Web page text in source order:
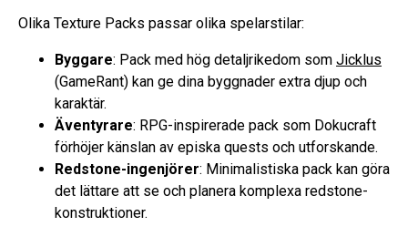
Olika Texture Packs passar olika spelarstilar:
Byggare: Pack med hög detaljrikedom som Jicklus
(GameRant) kan ge dina byggnader extra djup och
karaktär.
Äventyrare: RPG-inspirerade pack som Dokucraft
förhöjer känslan av episka quests och utforskande.
Redstone-ingenjörer: Minimalistiska pack kan göra
det lättare att se och planera komplexa redstone-
konstruktioner.